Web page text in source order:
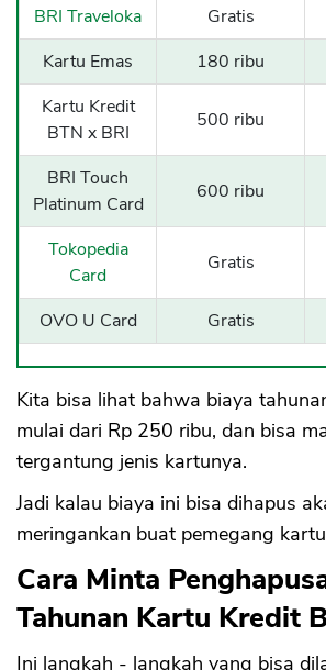
BRI Traveloka Gratis
Kartu Emas
180 ribu
Kartu Kredit
BTN x BRI
500 ribu
BRI Touch
Platinum Card
600 ribu
Tokopedia
Card
Gratis
OVO U Card Gratis
Kita bisa lihat bahwa biaya
mulai dari Rp 250 ribu, dan bisa
tergantung jenis kartunya.
Jadi kalau biaya ini bisa dihapus
meringankan buat pemegang
Cara Minta
Tahunan Kartu Kredit
Ini langkah - langkah yang bisa